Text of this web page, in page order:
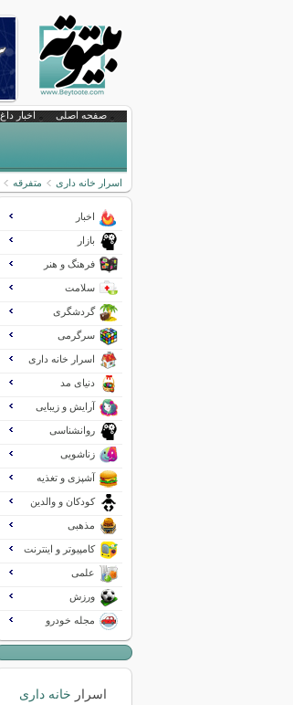
صفحه اصلی اخبار داغ
اسرار خانه داری متفرقه
اخبار
بازار
فرهنگ و هنر
سلامت
گردشگری
سرگرمی
اسرار خانه داری
دنیای مد
آرایش و زیبایی
روانشناسی
زناشویی
آشپزی و تغذیه
کودکان و والدین
مذهبی
کامپیوتر و اینترنت
علمی
ورزش
مجله خودرو
اسرار خانه داری